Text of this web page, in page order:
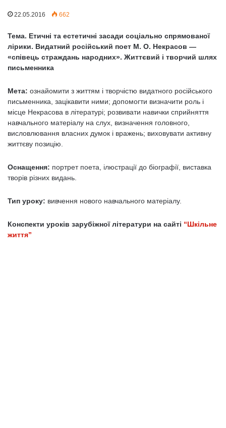
22.05.2016 662
Тема. Етичні та естетичні засади соціально спрямованої
лірики. Видатний російський поет М. О. Некрасов —
«співець страждань народних». Життєвий і творчий шлях
письменника
Мета: ознайомити з життям і творчістю видатного російського
письменника, зацікавити ними; допомогти визначити роль і
місце Некрасова в літературі; розвивати навички сприйняття
навчального матеріалу на слух, визначення головного,
висловлювання власних думок і вражень; виховувати активну
життєву позицію.
Оснащення: портрет поета, ілюстрації до біографії, виставка
творів різних видань.
Тип уроку: вивчення нового навчального матеріалу.
Конспекти уроків зарубіжної літератури на сайті “Шкільне
життя”